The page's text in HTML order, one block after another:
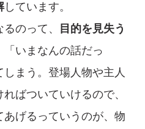
しています。
のって、 目的を見失う
いまなんの話だっ
まう。登場人物や主人
ばついていけるので、
げるっていうのが、物